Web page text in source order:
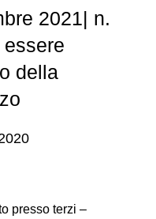
2021| n.
della
presso terzi –